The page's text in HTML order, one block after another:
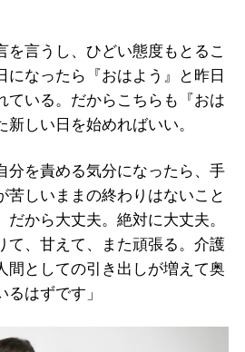
言うし、ひどい態度もとるこ
になったら『おはよう』と昨日
ている。だからこちらも『おは
しい日を始めればいい。
を責める気分になったら、手
苦しいままの終わりはないこと
だから大丈夫。絶対に大丈夫。
て、甘えて、また頑張る。介護
間としての引き出しが増えて奥
はずです」